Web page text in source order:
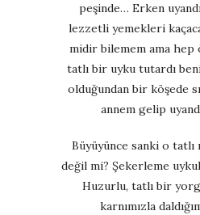
peşinde… Erken
lezzetli yemekleri
midir bilemem ama hep
tatlı bir uyku tutardı
olduğundan bir köşede
annem gelip
Büyüyünce sanki o tatlı
değil mi? Şekerleme
Huzurlu, tatlı bir
karnımızla